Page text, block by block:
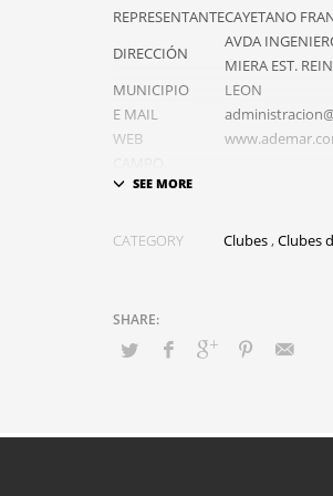
REPRESENTANTECAYETANO
DIRECCIÓN
AVDA
MIERA EST.
MUNICIPIO
LEON
E MAIL
WEB
DIRECCION
TELEFONO
Equipos del
HONOR
CATEGORY Clubes,Clubes